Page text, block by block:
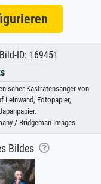
ID: 169451
Kastratensänger von
Leinwand, Fotopapier,
/ Bridgeman Images
Bildes